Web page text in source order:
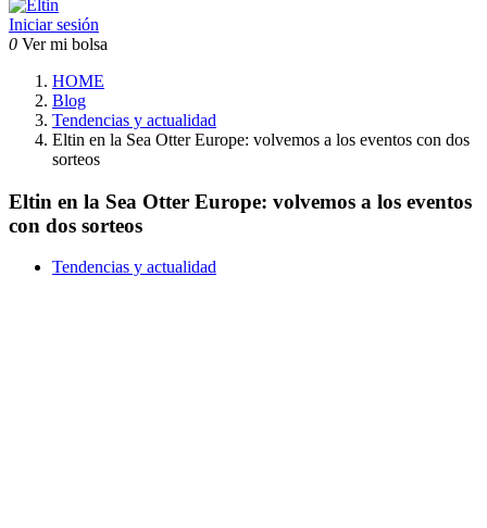
Iniciar sesión
0 Ver mi bolsa
HOME
Blog
Tendencias y actualidad
Eltin en la Sea Otter Europe: volvemos a los eventos con dos
sorteos
Eltin en la Sea Otter Europe: volvemos a los eventos
con dos sorteos
Tendencias y actualidad